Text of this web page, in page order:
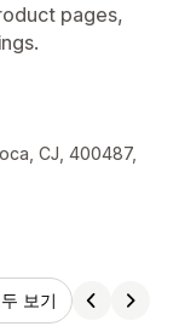
pages,
CJ, 400487,
보기